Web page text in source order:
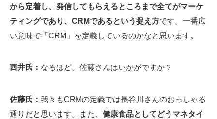
から定着し、発信してもらえるところまで全てがマーケ
ティングであり、CRMであるという捉え方です。一番広
い意味で「CRM」を定義しているのかなと思います。
西井氏： なるほど。佐藤さんはいかがですか？
佐藤氏： 我々もCRMの定義では長谷川さんのおっしゃる
通りだと思います。また、 健康食品としてどうマネタイ